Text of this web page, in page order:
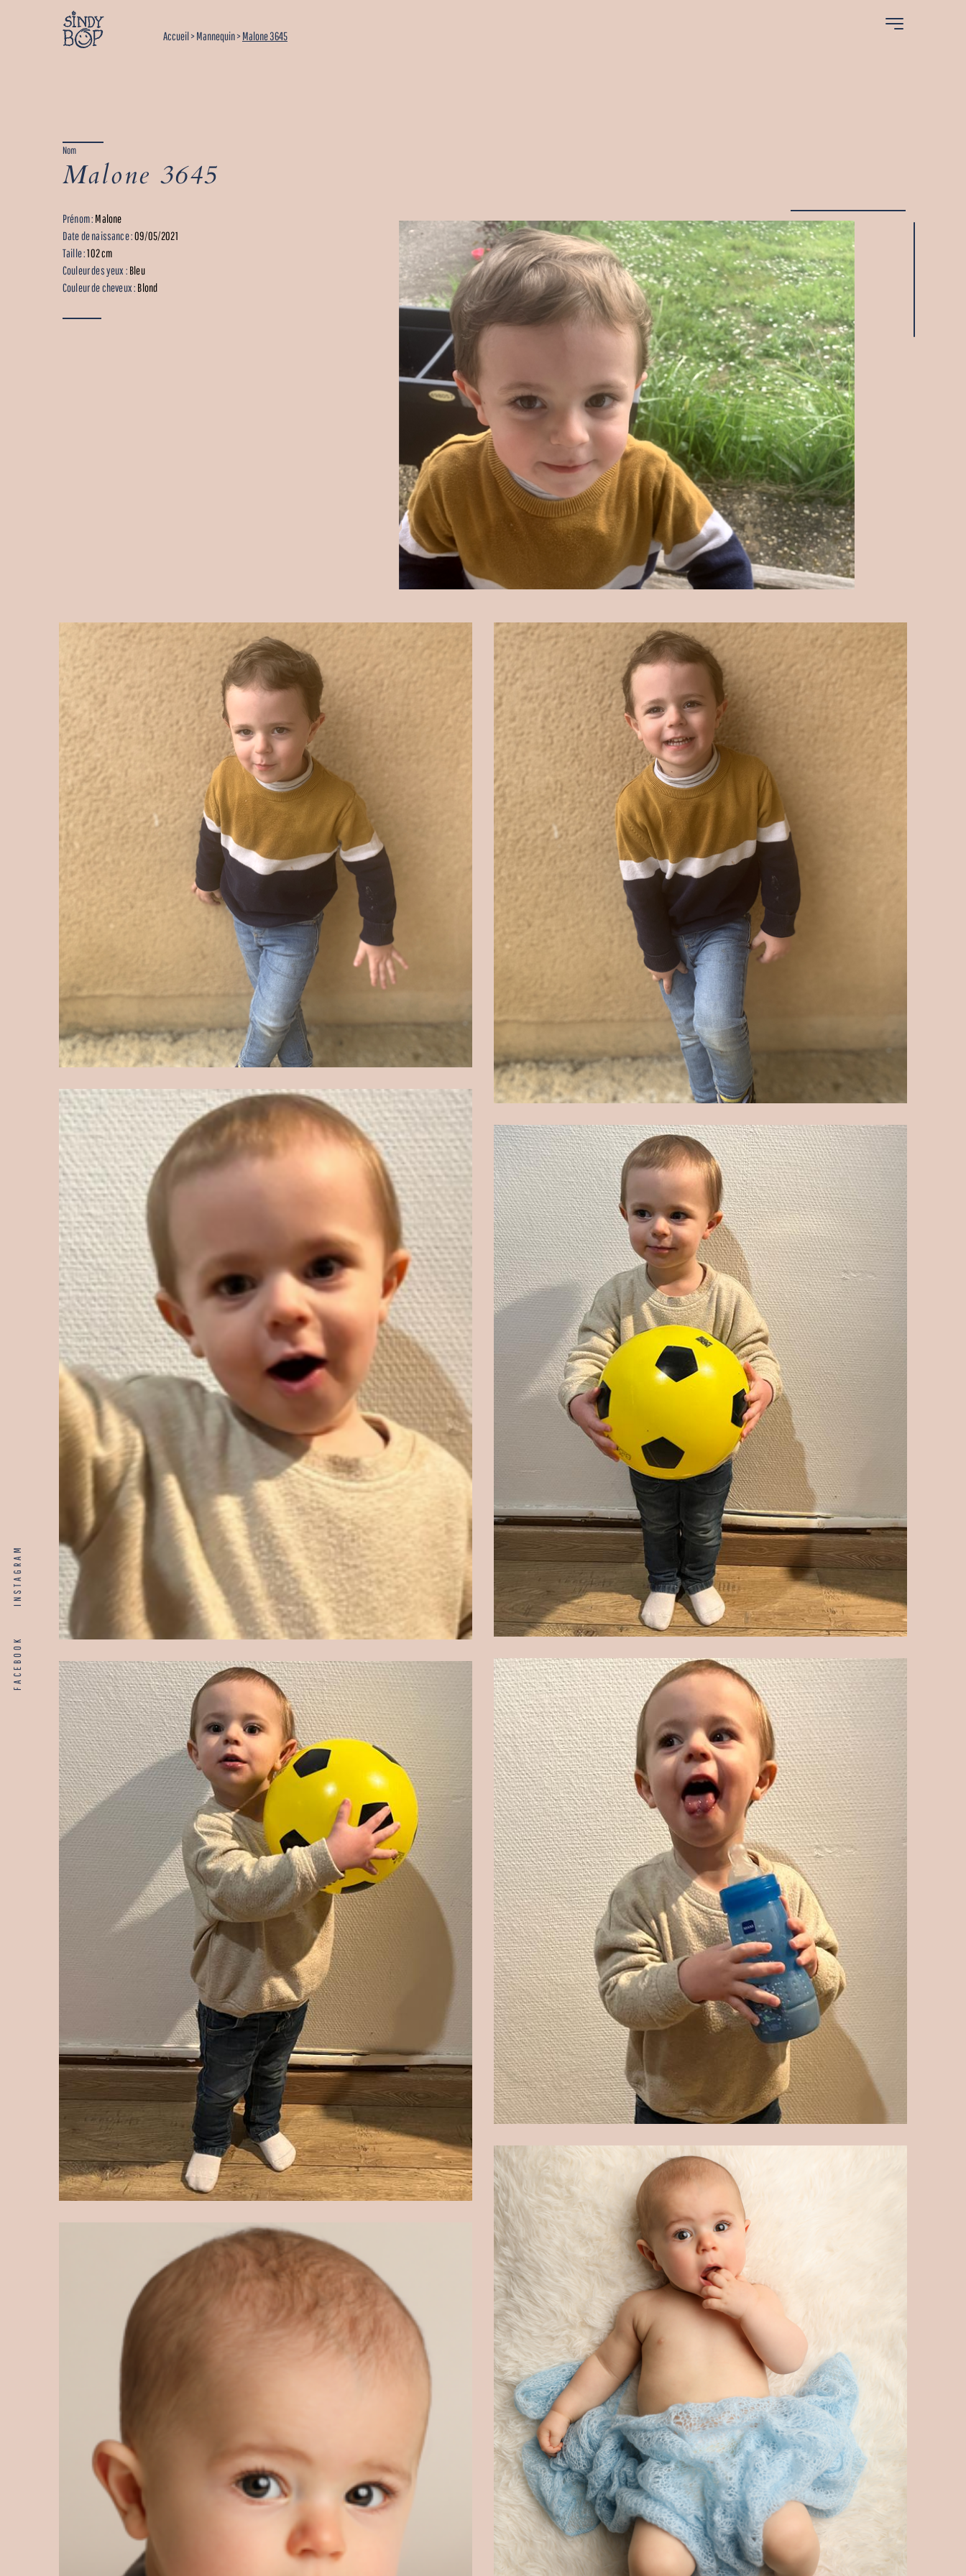
Accueil>Mannequin>Malone 3645
FACEBOOK
INSTAGRAM
Nom
Malone 3645
Prénom : Malone
Date de naissance :09/05/2021
Taille :102 cm
Couleur des yeux : Bleu
Couleur de cheveux : Blond